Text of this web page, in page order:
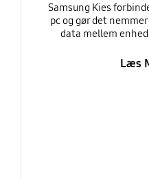
Samsung Kies
pc og gør det
data mellem
Læs